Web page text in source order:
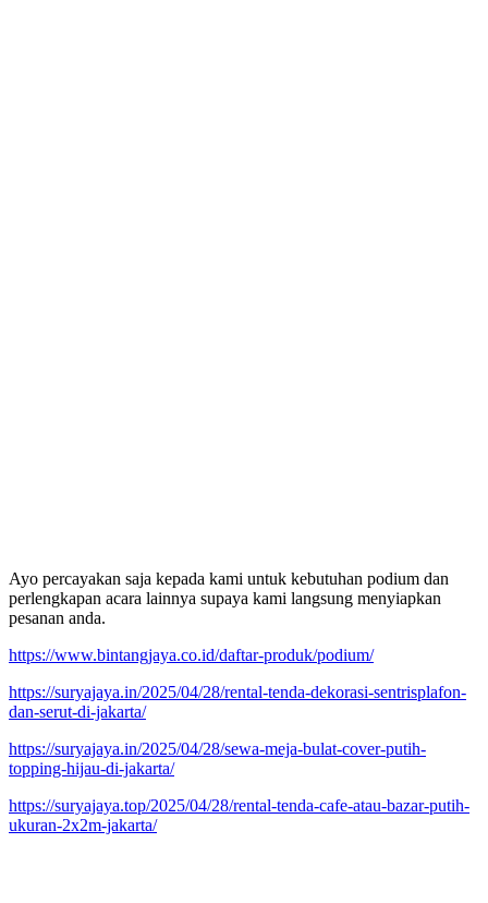
Ayo percayakan saja kepada kami untuk kebutuhan podium dan
perlengkapan acara lainnya supaya kami langsung menyiapkan
pesanan anda.
https://www.bintangjaya.co.id/daftar-produk/podium/
https://suryajaya.in/2025/04/28/rental-tenda-dekorasi-sentrisplafon-
dan-serut-di-jakarta/
https://suryajaya.in/2025/04/28/sewa-meja-bulat-cover-putih-
topping-hijau-di-jakarta/
https://suryajaya.top/2025/04/28/rental-tenda-cafe-atau-bazar-putih-
ukuran-2x2m-jakarta/